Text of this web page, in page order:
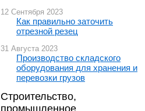
12 Сентября 2023
Как правильно заточить
отрезной резец
31 Августа 2023
Производство складского
оборудования для хранения и
перевозки грузов
Строительство,
промышленное